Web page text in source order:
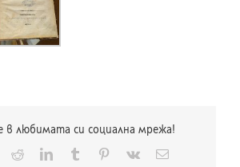
в любимата си социална мрежа!
RedditLinkedInTumblr Pinterest
Vk
Електронна